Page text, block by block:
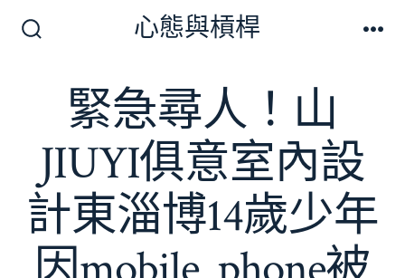
心態與槓桿
緊急尋人！山
JIUYI俱意室內設
計東淄博14歲少年